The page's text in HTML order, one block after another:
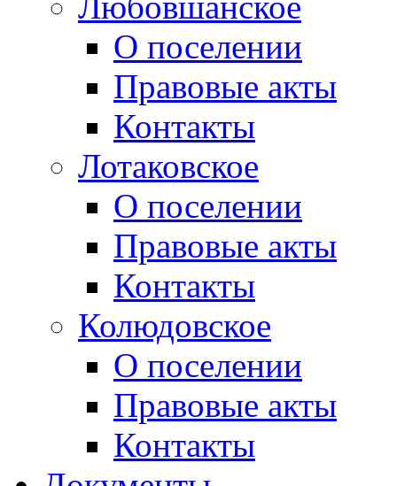
О поселении
Правовые акты
Контакты
Лотаковское
О поселении
Правовые акты
Контакты
Колюдовское
О поселении
Правовые акты
Контакты